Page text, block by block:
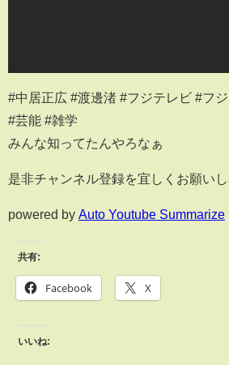
#中居正広 #渡邊渚 #フジテレビ #フ
#芸能 #雑学
みんな知ってたんやろなぁ
是非チャンネル登録を宜しくお願い
powered by Auto Youtube Summarize
共有:
Facebook X
いいね: